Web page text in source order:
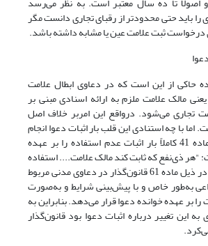
را باید حتی محدودتر از رقبای تجاری دانست مگر
درخواست ثبت علامت عین یا مشابه داشته باشد.
حاکی از این است که در دعاوی ابطال علامت
مالک علامت ملزم به ارائه اسنادی مبنی بر
تجاری می‌شود. درواقع این امربر خلاف اصل
اما با چه استنادی این قلب بار اثبات دعوا انجام
می‌شود؟ اولاً سیاق ماده 41 کاملاً بار اثبات عدم استفاده را بر عهده
"هر ذی‌نفع که ثابت کند مالک علامت.... استفاده
نکرده است،..." ثانیاً در ذیل ماده 61 قانون‌گذار در دعاوی مدنی مربوط
به‌طور خاص و با پیش‌بینی شرایط و به‌صورت
را بر عهده خوانده دعوا قرار می‌دهد. بنابراین به
این تغییر درباره اثبات دعوا بود قانون‌گذار